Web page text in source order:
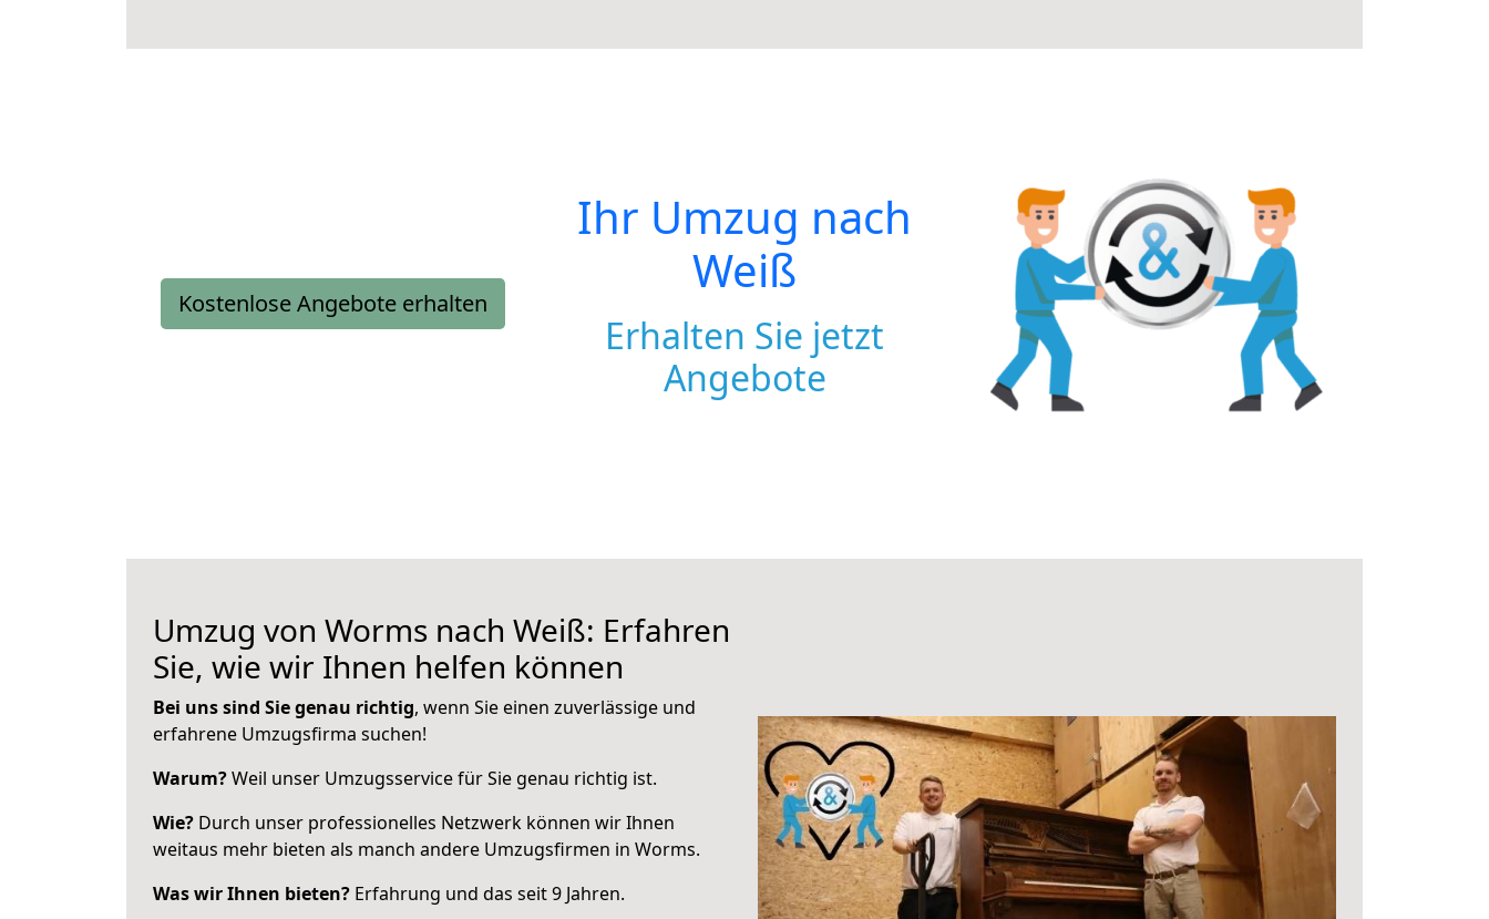
Kostenlose Angebote erhalten
Ihr Umzug nach
Weiß
Erhalten Sie jetzt
Angebote
Umzug von Worms nach Weiß: Erfahren
Sie, wie wir Ihnen helfen können
Bei uns sind Sie genau richtig, wenn Sie einen zuverlässige und
erfahrene Umzugsfirma suchen!
Warum?Weil unser Umzugsservice für Sie genau richtig ist.
Wie? Durch unser professionelles Netzwerk können wir Ihnen
weitaus mehr bieten als manch andere Umzugsfirmen in Worms.
Was wir Ihnen bieten? Erfahrung und das seit 9 Jahren.